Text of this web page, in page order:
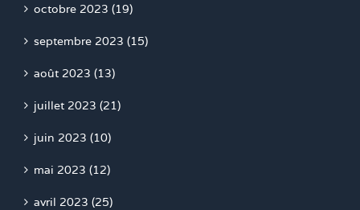
octobre 2023 (19)
septembre 2023 (15)
août 2023 (13)
juillet 2023 (21)
juin 2023 (10)
mai 2023 (12)
avril 2023 (25)